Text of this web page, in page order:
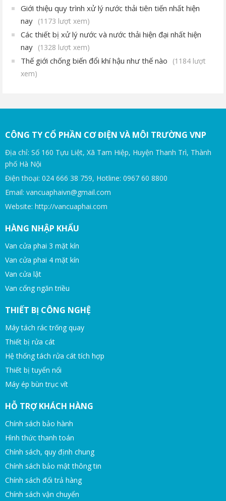
Giới thiệu quy trình xử lý nước thải tiên tiến nhất hiện
nay (1173 lượt xem)
Các thiết bị xử lý nước và nước thải hiện đại nhất hiện
nay (1328 lượt xem)
Thế giới chống biến đổi khí hậu như thế nào
(1184 lượt
xem)
CÔNG TY CỔ PHẦN CƠ ĐIỆN VÀ MÔI TRƯỜNG VNP
Địa chỉ: Số 160 Tựu Liệt, Xã Tam Hiệp, Huyện Thanh Trì, Thành
phố Hà Nội
Điện thoại: 024 666 38 759, Hotline: 0967 60 8800
Email: vancuaphaivn@gmail.com
Website: http://vancuaphai.com
HÀNG NHẬP KHẨU
Van cửa phai 3 mặt kín
Van cửa phai 4 mặt kín
Van cửa lật
Van cổng ngăn triều
THIẾT BỊ CÔNG NGHỆ
Máy tách rác trống quay
Thiết bị rửa cát
Hệ thống tách rửa cát tích hợp
Thiết bị tuyển nổi
Máy ép bùn trục vít
HỖ TRỢ KHÁCH HÀNG
Chính sách bảo hành
Hình thức thanh toán
Chính sách, quy định chung
Chính sách bảo mật thông tin
Chính sách đổi trả hàng
Chính sách vận chuyển